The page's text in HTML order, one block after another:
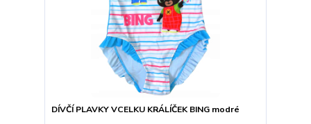
DÍVČÍ PLAVKY VCELKU KRÁLÍČEK BING modré